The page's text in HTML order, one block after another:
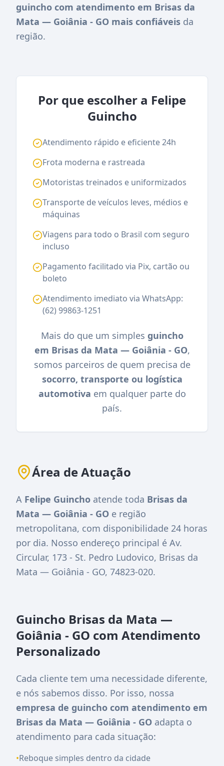
guincho com atendimento em Brisas da
Mata — Goiânia - GO mais confiáveis da
região.
Por que escolher a Felipe
Guincho
Atendimento rápido e eficiente 24h
Frota moderna e rastreada
Motoristas treinados e uniformizados
Transporte de veículos leves, médios e
máquinas
Viagens para todo o Brasil com seguro
incluso
Pagamento facilitado via Pix, cartão ou
boleto
Atendimento imediato via WhatsApp:
(62) 99863-1251
Mais do que um simples guincho
em Brisas da Mata — Goiânia - GO,
somos parceiros de quem precisa de
socorro, transporte ou logística
automotiva em qualquer parte do
país.
Área de Atuação
A Felipe Guincho atende toda Brisas da
Mata — Goiânia - GO e região
metropolitana, com disponibilidade 24 horas
por dia. Nosso endereço principal é Av.
Circular, 173 - St. Pedro Ludovico, Brisas da
Mata — Goiânia - GO, 74823-020.
Guincho Brisas da Mata —
Goiânia - GO com Atendimento
Personalizado
Cada cliente tem uma necessidade diferente,
e nós sabemos disso. Por isso, nossa
empresa de guincho com atendimento em
Brisas da Mata — Goiânia - GO adapta o
atendimento para cada situação:
•Reboque simples dentro da cidade